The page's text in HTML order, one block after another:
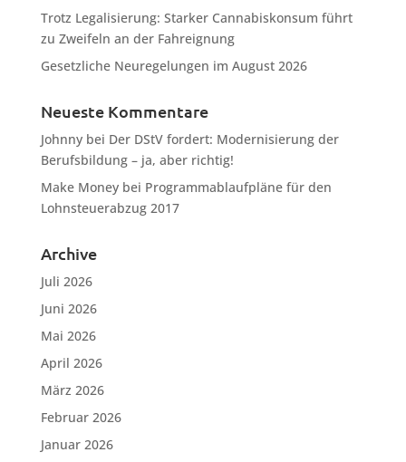
Trotz Legalisierung: Starker Cannabiskonsum führt
zu Zweifeln an der Fahreignung
Gesetzliche Neuregelungen im August 2026
Neueste Kommentare
Johnnybei Der DStV fordert: Modernisierung der
Berufsbildung – ja, aber richtig!
Make Moneybei Programmablaufpläne für den
Lohnsteuerabzug 2017
Archive
Juli 2026
Juni 2026
Mai 2026
April 2026
März 2026
Februar 2026
Januar 2026